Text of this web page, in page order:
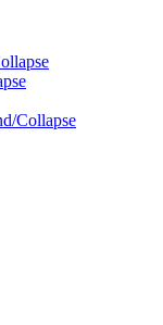
Collapse